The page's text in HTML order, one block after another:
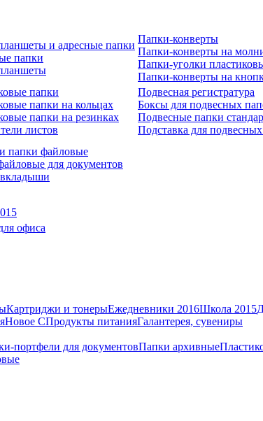
и адресные папки
папки
Папки-конверты
Папки-конверты на
Папки-уголки
Папки-конверты на
папки
папки на кольцах
папки на резинках
листов
Подвесная регистратура
Боксы для подвесных
Подвесные папки
Подставка для
папки файловые
для документов
офиса
Картриджи и тонерыЕжедневники 2016Школа 2015
Новое СПродукты питанияГалантерея, сувениры
портфели для документовПапки архивные